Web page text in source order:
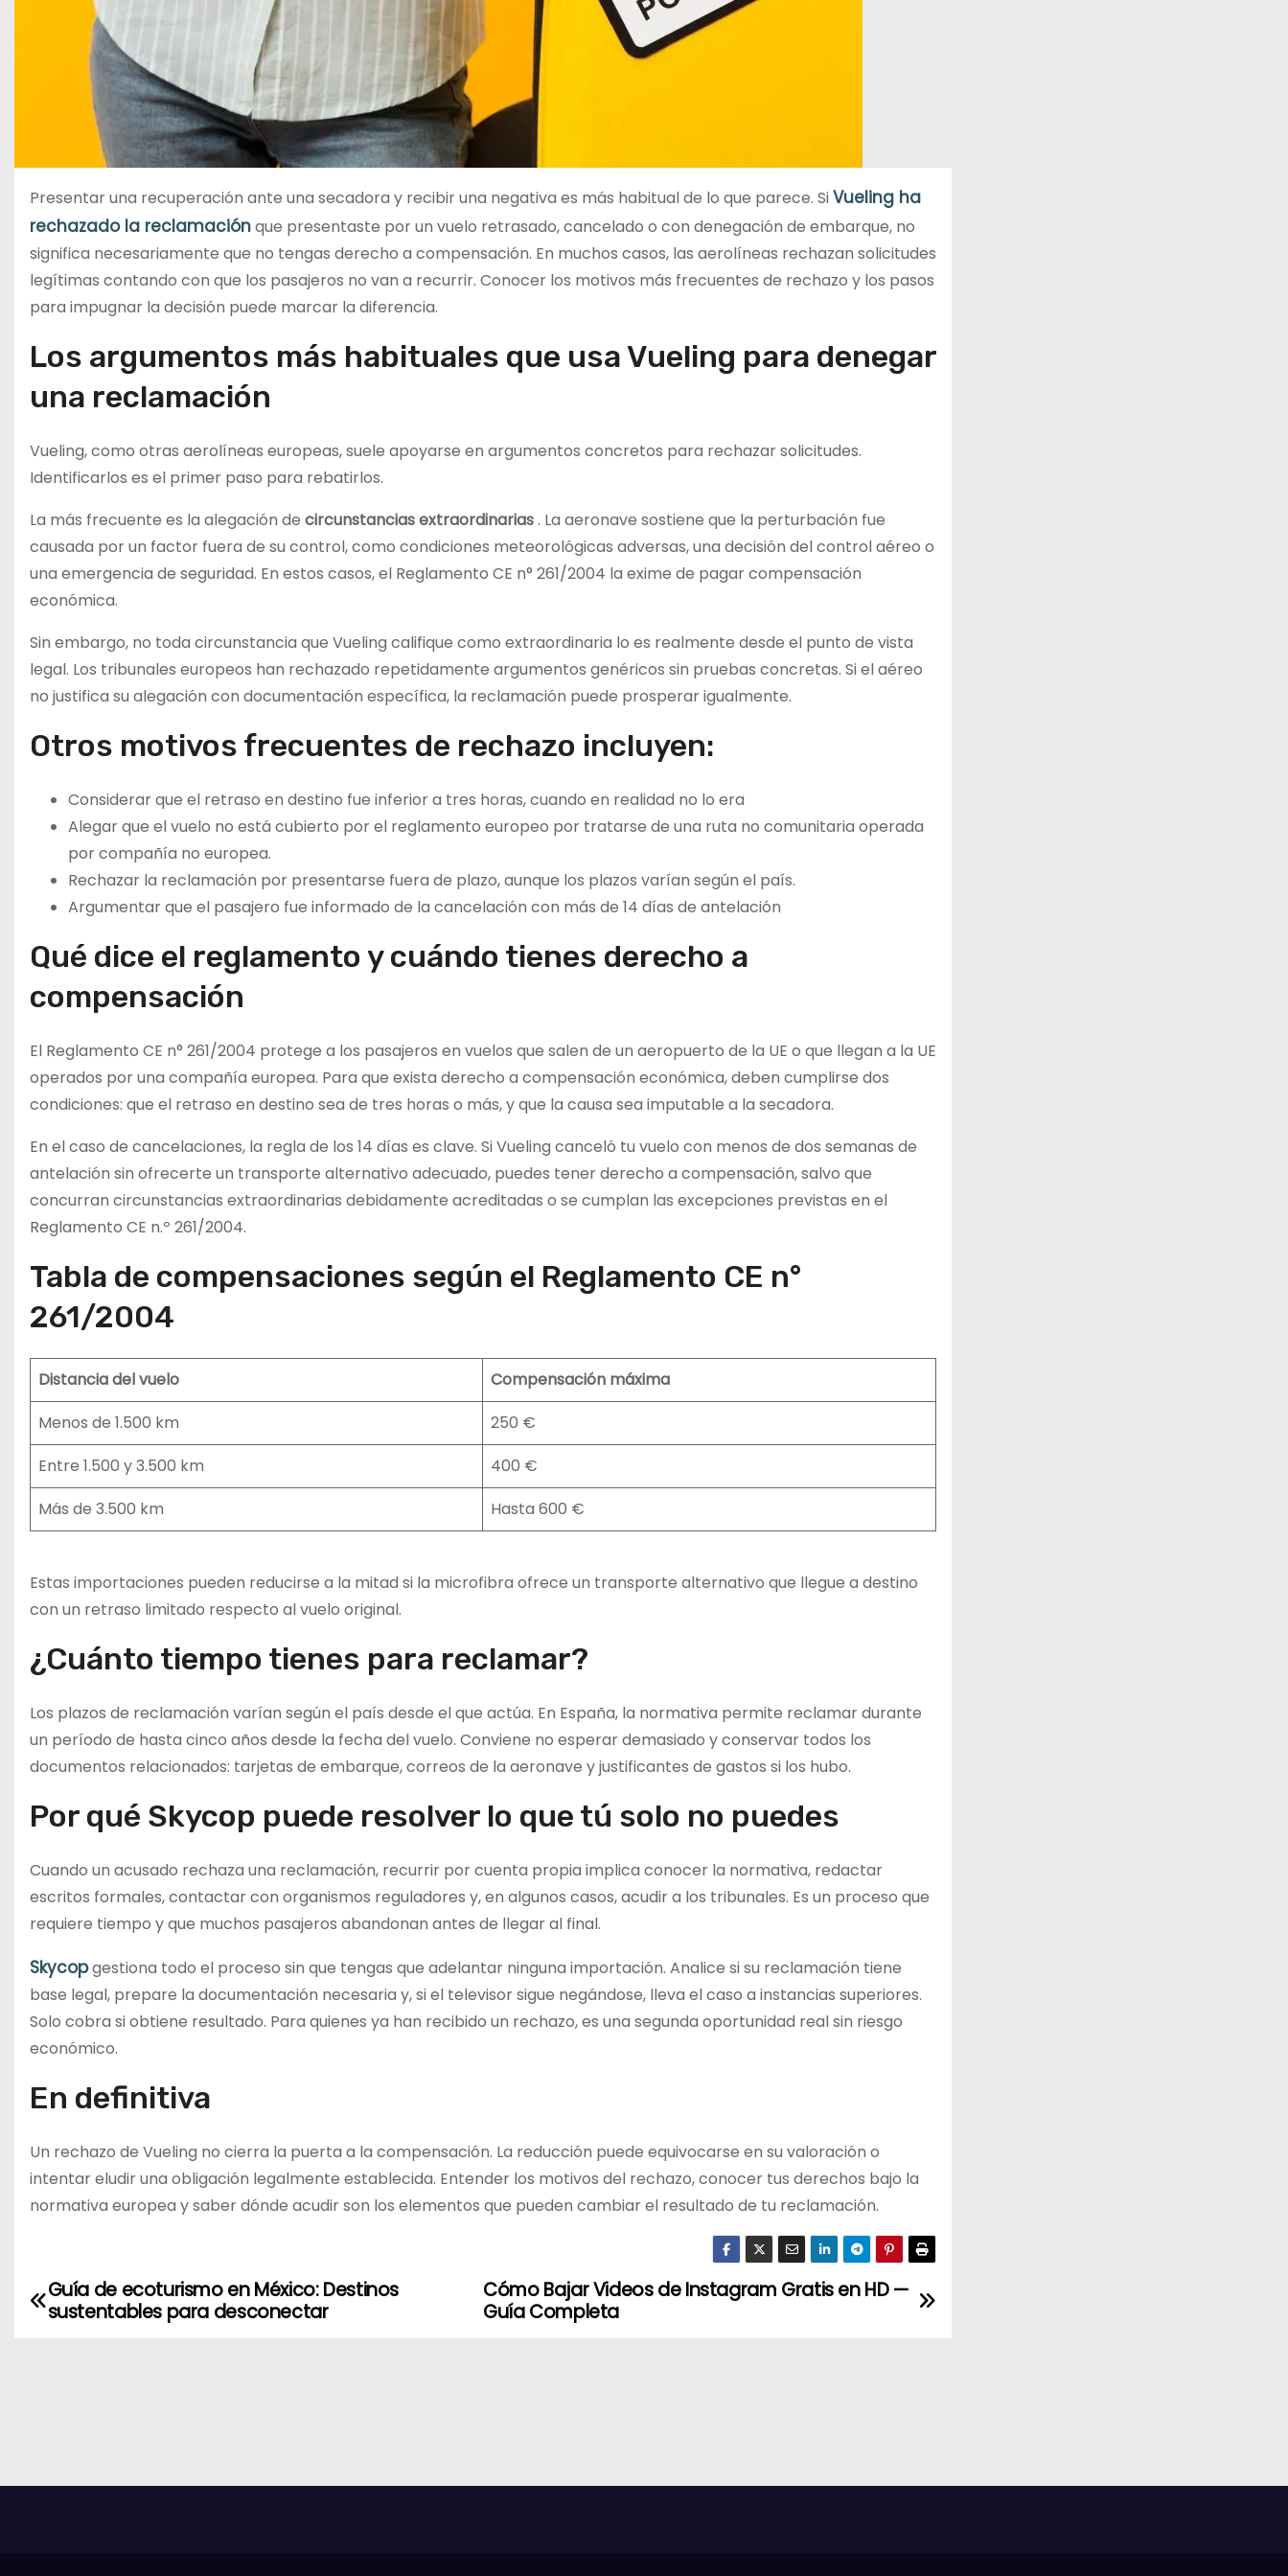
Presentar una recuperación ante una secadora y recibir una negativa es más habitual de lo que parece. SiVueling ha
rechazado la reclamaciónque presentaste por un vuelo retrasado, cancelado o con denegación de embarque, no
significa necesariamente que no tengas derecho a compensación. En muchos casos, las aerolíneas rechazan solicitudes
legítimas contando con que los pasajeros no van a recurrir. Conocer los motivos más frecuentes de rechazo y los pasos
para impugnar la decisión puede marcar la diferencia.
Los argumentos más habituales que usa Vueling para denegar
una reclamación
Vueling, como otras aerolíneas europeas, suele apoyarse en argumentos concretos para rechazar solicitudes.
Identificarlos es el primer paso para rebatirlos.
La más frecuente es la alegación de circunstancias extraordinarias. La aeronave sostiene que la perturbación fue
causada por un factor fuera de su control, como condiciones meteorológicas adversas, una decisión del control aéreo o
una emergencia de seguridad. En estos casos, el Reglamento CE n° 261/2004 la exime de pagar compensación
económica.
Sin embargo, no toda circunstancia que Vueling califique como extraordinaria lo es realmente desde el punto de vista
legal. Los tribunales europeos han rechazado repetidamente argumentos genéricos sin pruebas concretas. Si el aéreo
no justifica su alegación con documentación específica, la reclamación puede prosperar igualmente.
Otros motivos frecuentes de rechazo incluyen:
Considerar que el retraso en destino fue inferior a tres horas, cuando en realidad no lo era
Alegar que el vuelo no está cubierto por el reglamento europeo por tratarse de una ruta no comunitaria operada
por compañía no europea.
Rechazar la reclamación por presentarse fuera de plazo, aunque los plazos varían según el país.
Argumentar que el pasajero fue informado de la cancelación con más de 14 días de antelación
Qué dice el reglamento y cuándo tienes derecho a
compensación
El Reglamento CE n° 261/2004 protege a los pasajeros en vuelos que salen de un aeropuerto de la UE o que llegan a la UE
operados por una compañía europea. Para que exista derecho a compensación económica, deben cumplirse dos
condiciones: que el retraso en destino sea de tres horas o más, y que la causa sea imputable a la secadora.
En el caso de cancelaciones, la regla de los 14 días es clave. Si Vueling canceló tu vuelo con menos de dos semanas de
antelación sin ofrecerte un transporte alternativo adecuado, puedes tener derecho a compensación, salvo que
concurran circunstancias extraordinarias debidamente acreditadas o se cumplan las excepciones previstas en el
Reglamento CE n.º 261/2004.
Tabla de compensaciones según el Reglamento CE n°
261/2004
Distancia del vuelo
Compensación máxima
Menos de 1.500 km
250 €
Entre 1.500 y 3.500 km
400 €
Más de 3.500 km
Hasta 600 €
Estas importaciones pueden reducirse a la mitad si la microfibra ofrece un transporte alternativo que llegue a destino
con un retraso limitado respecto al vuelo original.
¿Cuánto tiempo tienes para reclamar?
Los plazos de reclamación varían según el país desde el que actúa. En España, la normativa permite reclamar durante
un período de hasta cinco años desde la fecha del vuelo. Conviene no esperar demasiado y conservar todos los
documentos relacionados: tarjetas de embarque, correos de la aeronave y justificantes de gastos si los hubo.
Por qué Skycop puede resolver lo que tú solo no puedes
Cuando un acusado rechaza una reclamación, recurrir por cuenta propia implica conocer la normativa, redactar
escritos formales, contactar con organismos reguladores y, en algunos casos, acudir a los tribunales. Es un proceso que
requiere tiempo y que muchos pasajeros abandonan antes de llegar al final.
Skycopgestiona todo el proceso sin que tengas que adelantar ninguna importación. Analice si su reclamación tiene
base legal, prepare la documentación necesaria y, si el televisor sigue negándose, lleva el caso a instancias superiores.
Solo cobra si obtiene resultado. Para quienes ya han recibido un rechazo, es una segunda oportunidad real sin riesgo
económico.
En definitiva
Un rechazo de Vueling no cierra la puerta a la compensación. La reducción puede equivocarse en su valoración o
intentar eludir una obligación legalmente establecida. Entender los motivos del rechazo, conocer tus derechos bajo la
normativa europea y saber dónde acudir son los elementos que pueden cambiar el resultado de tu reclamación.
N
Cómo Bajar Videos de Instagram Gratis en HD —
Guía Completa
Guía de ecoturismo en México: Destinos
sustentables para desconectar